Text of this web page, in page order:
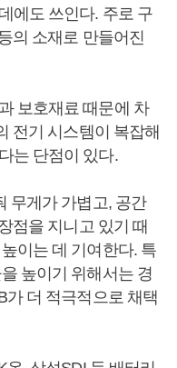
에도 쓰인다. 주로 구
의 소재로 만들어진
보호재료 때문에 차
전기 시스템이 복잡해
는 단점이 있다.
무게가 가볍고, 공간
점을 지니고 있기 때
이는 데 기여한다. 특
높이기 위해서는 경
가 더 적극적으로 채택